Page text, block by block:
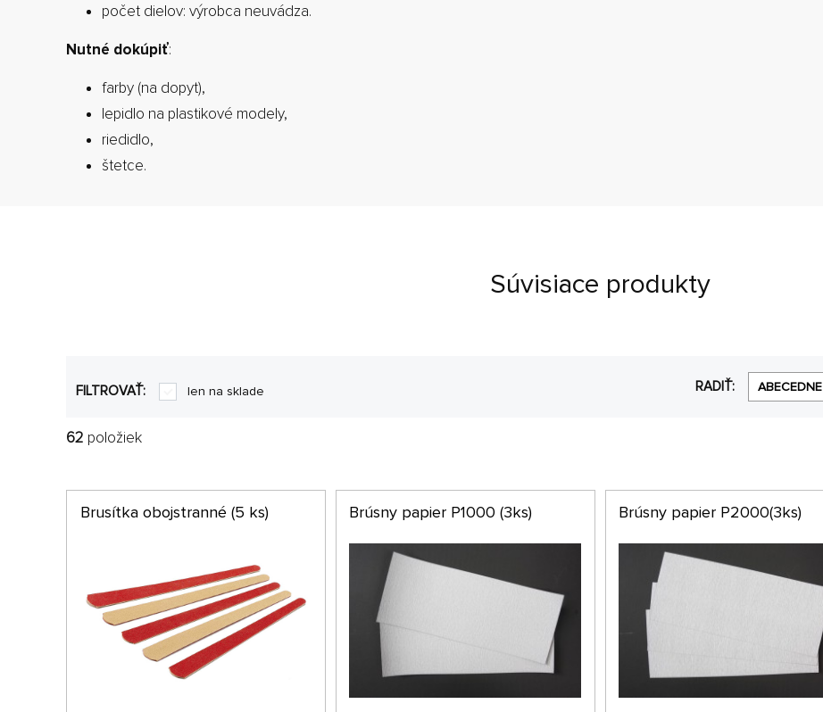
počet dielov: výrobca neuvádza.
Nutné dokúpiť:
farby (na dopyt),
lepidlo na plastikové modely,
riedidlo,
štetce.
Súvisiace produkty
FILTROVAŤ: len na sklade RADIŤ: ABECEDNE
62 položiek
Brusítka obojstranné (5 ks) Brúsny papier P1000 (3ks) Brúsny papier P2000(3ks)